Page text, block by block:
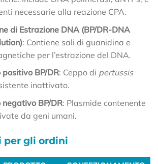
necessarie alla reazione CPA.
di Estrazione DNA (BP/DR-DNA
: Contiene sali di guanidina e
per l’estrazione del DNA.
positivo BP/DR: Ceppo di pertussis
inattivato.
negativo BP/DR: Plasmide contenente
da geni umani.
per gli ordini